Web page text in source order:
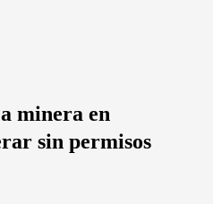
minera en
sin permisos